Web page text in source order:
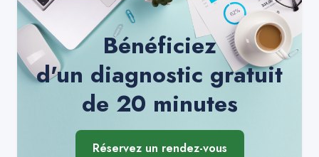
Bénéficiez
d'un diagnostic gratuit
de 20 minutes
Réservez un rendez-vous